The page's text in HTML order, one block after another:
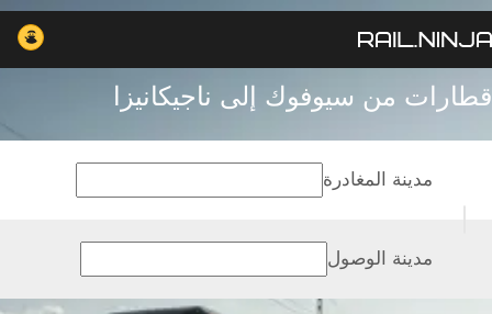
قطارات من سيوفوك إلى ناجيكانيزا
مدينة المغادرة
مدينة الوصول